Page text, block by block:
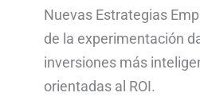
Nuevas Estrategias
de la experimentación
inversiones más
orientadas al ROI.